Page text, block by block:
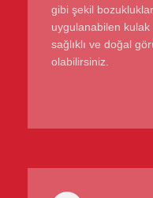
gibi şekil
uygulanabilen
sağlıklı ve doğal
olabilirsiniz.